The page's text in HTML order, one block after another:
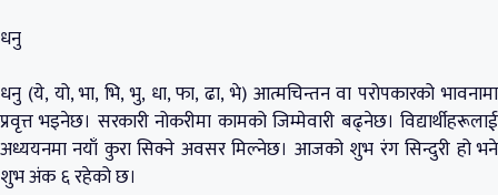
धनु
धनु (ये, यो, भा, भि, भु, धा, फा, ढा, भे) आत्मचिन्तन वा परोपकारको भावनामा
प्रवृत्त भइनेछ। सरकारी नोकरीमा कामको जिम्मेवारी बढ्नेछ। विद्यार्थीहरूलाई
अध्ययनमा नयाँ कुरा सिक्ने अवसर मिल्नेछ। आजको शुभ रंग सिन्दुरी हो भने
शुभ अंक ६ रहेको छ।